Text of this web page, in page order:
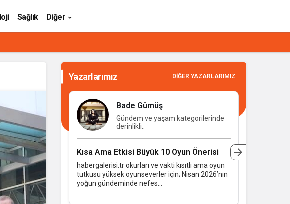
Sağlık Diğer
Yazarlarımız DIĞER YAZARLARIMIZ
Bade Gümüş
Gündem ve yaşam kategorilerinde
derinlikli..
Kısa Ama Etkisi Büyük 10 Oyun Önerisi
habergalerisi.tr okurları ve vakti kısıtlı ama oyun
tutkusu yüksek oyunseverler için; Nisan 2026’nın
yoğun gündeminde nefes...